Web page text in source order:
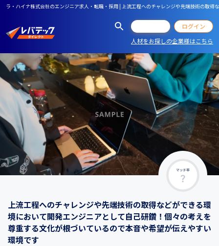
ラ・ハイナ株式会社のエンジニア求人・転職・採用 | 上流工程へのチャレンジや先端技術の取
ログイン
人材をお探しの企業様はこちら
マッチ率
上流工程へのチャレンジや先端技術の取得などができる環
境において開発エンジニアとして自己研鑽！個々の考えを
尊重する文化が根づいているので本音や希望が伝えやすい
環境です